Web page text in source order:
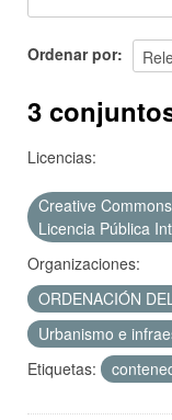
Acerca de
Ordenar por
3
Licencias:
Creative
Licencia Pública
Organizaciones:
ORDENACIÓN
Urbanismo e
Etiquetas: